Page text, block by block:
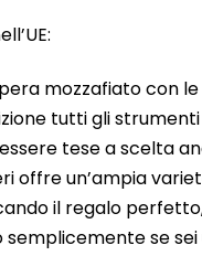
mozzafiato con
tutti gli
tese a scelta
offre un’ampia
il regalo
se